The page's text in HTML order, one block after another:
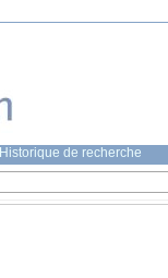
Historique de recherche